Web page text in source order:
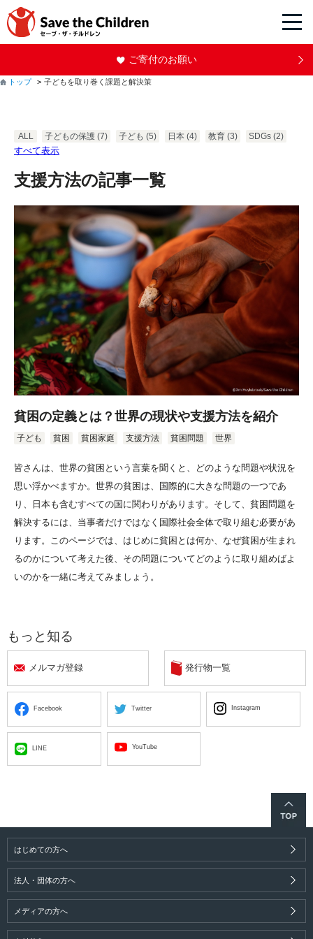
ご寄付のお願い
トップ 子どもを取り巻く課題と解決策
ALL 子どもの保護 (7) 子ども (5) 日本 (4) 教育 (3) SDGs (2)
すべて表示
支援方法の記事一覧
貧困の定義とは？世界の現状や支援方法を紹介
子ども 貧困 貧困家庭 支援方法 貧困問題 世界
皆さんは、世界の貧困という言葉を聞くと、どのような問題や状況を
思い浮かべますか。世界の貧困は、国際的に大きな問題の一つであ
り、日本も含むすべての国に関わりがあります。そして、貧困問題を
解決するには、当事者だけではなく国際社会全体で取り組む必要があ
ります。このページでは、はじめに貧困とは何か、なぜ貧困が生まれ
るのかについて考えた後、その問題についてどのように取り組めばよ
いのかを一緒に考えてみましょう。
もっと知る
メルマガ登録 発行物一覧
Facebook Twitter Instagram
LINE YouTube
はじめての方へ
法人・団体の方へ
メディアの方へ